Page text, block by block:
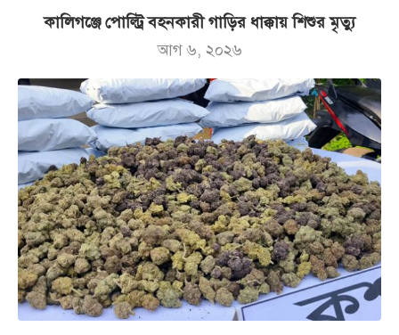
কালিগঞ্জে পোল্ট্রি বহনকারী গাড়ির ধাক্কায় শিশুর মৃত্যু
আগ ৬, ২০২৬